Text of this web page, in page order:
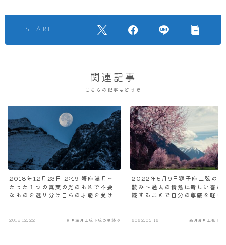
SHARE
関連記事
こちらの記事もどうぞ
2018年12月23日 2:49 蟹座満月～
たった１つの真実の光のもとで不要
なものを選り分け自らの才能を受け
2018.12.22 新月満月上弦下弦の星読み
2022年5月9日獅子座上弦の月
読み～過去の情熱に新しい喜び
続することで自分の尊厳を軽や
2022.05.12 新月満月上弦下